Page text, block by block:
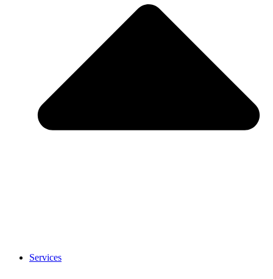
Services